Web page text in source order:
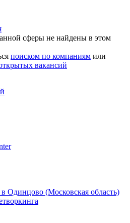
сферы не найдены в этом
поиском по компаниям или
вакансий
Одинцово (Московская область)